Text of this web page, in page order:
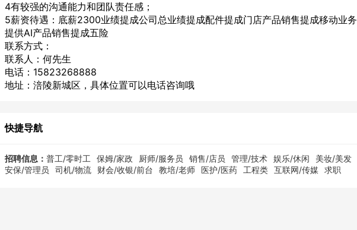
4有较强的沟通能力和团队责任感；
5薪资待遇：底薪2300业绩提成公司总业绩提成配件提成门店产品销售提成移动业务
提供AI产品销售提成五险
联系方式：
联系人：何先生
电话：15823268888
地址：涪陵新城区，具体位置可以电话咨询哦
快捷导航
招聘信息： 普工/零时工 保姆/家政 厨师/服务员 销售/店员 管理/技术 娱乐/休闲
美妆/美发
安保/管理员
司机/物流 财会/收银/前台 教培/老师 医护/医药 工程类 互联网/传媒 求职